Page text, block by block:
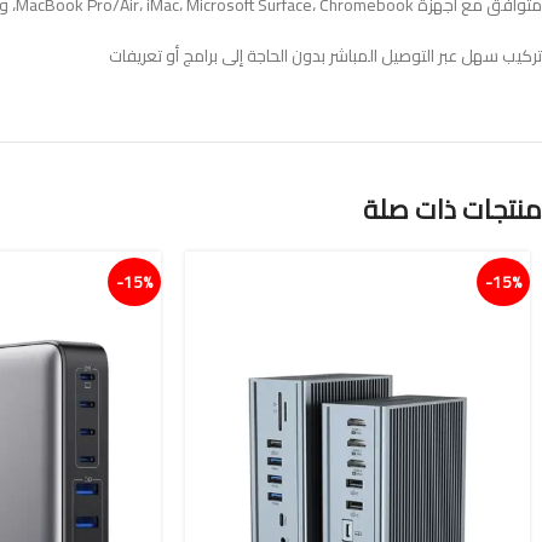
تركيب سهل عبر التوصيل المباشر بدون الحاجة إلى برامج أو تعريفات
منتجات ذات صلة
15%-
15%-